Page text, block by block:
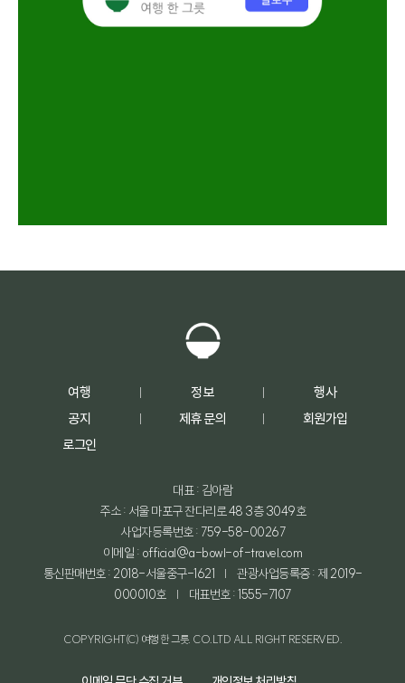
여행 정보
행사
공지
제휴 문의
회원가입
로그인
대표 : 김아람
주소 : 서울 마포구 잔다리로 48 3층 3049호
사업자등록번호 : 759-58-00267
이메일 : official@a-bowl-of-travel.com
통신판매번호 : 2018-서울중구-1621
관광사업등록증 : 제 2019-
000010호
대표번호 : 1555-7107
COPYRIGHT(C) 여행 한 그릇. CO.LTD ALL RIGHT RESERVED.